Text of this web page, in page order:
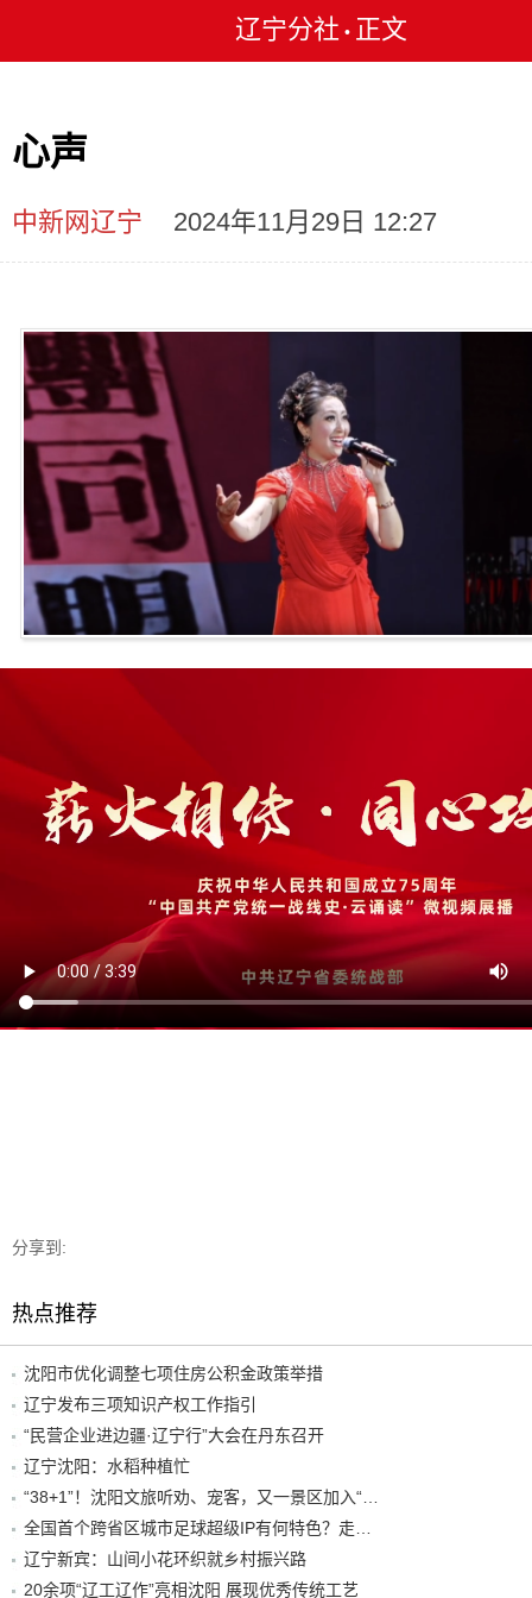
辽宁分社 • 正文
心声
中新网辽宁 2024年11月29日 12:27
分享到:
热点推荐
沈阳市优化调整七项住房公积金政策举措
辽宁发布三项知识产权工作指引
“民营企业进边疆·辽宁行”大会在丹东召开
辽宁沈阳：水稻种植忙
辽宁新宾：山间小花环织就乡村振兴路
20余项“辽工辽作”亮相沈阳 展现优秀传统工艺